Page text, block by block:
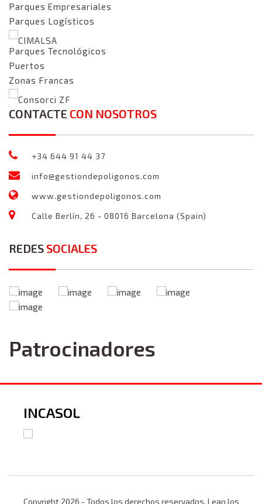
Parques Empresariales
Parques Logísticos
CIMALSA
Parques Tecnológicos
Puertos
Zonas Francas
Consorci ZF
CONTACTE CON NOSOTROS
+34 644 91 44 37
info@gestiondepoligonos.com
www.gestiondepoligonos.com
Calle Berlín, 26 - 08016 Barcelona (Spain)
REDES SOCIALES
Patrocinadores
INCASOL
Copyright 2026 - Todos los derechos reservados. Lean los